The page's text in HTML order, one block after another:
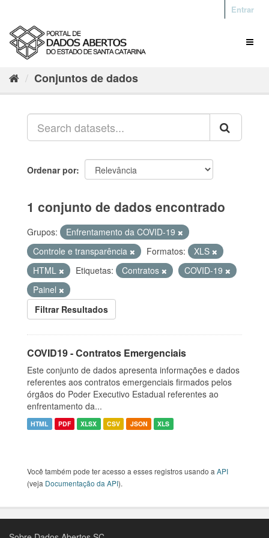
Entrar
Conjuntos de dados
Ordenar por
1 conjunto de dados encontrado
Grupos:
Enfrentamento da COVID-19
Controle e transparência
Formatos:
XLS
HTML
Etiquetas: Contratos
COVID-19
Painel
Filtrar Resultados
COVID19 - Contratos Emergenciais
Este conjunto de dados apresenta informações e dados
referentes aos contratos emergenciais firmados pelos
órgãos do Poder Executivo Estadual referentes ao
enfrentamento da...
HTML PDF XLSX CSV JSON XLS
Você também pode ter acesso a esses registros usando a API
(veja Documentação da API).